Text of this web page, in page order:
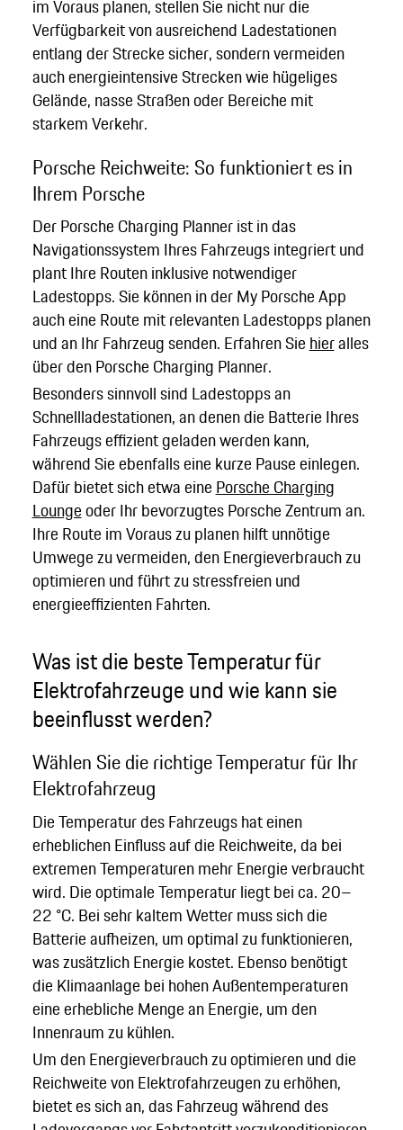
im Voraus planen, stellen Sie nicht nur die
Verfügbarkeit von ausreichend Ladestationen
entlang der Strecke sicher, sondern vermeiden
auch energieintensive Strecken wie hügeliges
Gelände, nasse Straßen oder Bereiche mit
starkem Verkehr.
Porsche Reichweite: So funktioniert es in
Ihrem Porsche
Der Porsche Charging Planner ist in das
Navigationssystem Ihres Fahrzeugs integriert und
plant Ihre Routen inklusive notwendiger
Ladestopps. Sie können in der My Porsche App
auch eine Route mit relevanten Ladestopps planen
und an Ihr Fahrzeug senden. Erfahren Sie hieralles
über den Porsche Charging Planner.
Besonders sinnvoll sind Ladestopps an
Schnellladestationen, an denen die Batterie Ihres
Fahrzeugs effizient geladen werden kann,
während Sie ebenfalls eine kurze Pause einlegen.
Dafür bietet sich etwa eine Porsche Charging
Loungeoder Ihr bevorzugtes Porsche Zentrum an.
Ihre Route im Voraus zu planen hilft unnötige
Umwege zu vermeiden, den Energieverbrauch zu
optimieren und führt zu stressfreien und
energieeffizienten Fahrten.
Was ist die beste Temperatur für
Elektrofahrzeuge und wie kann sie
beeinflusst werden?
Wählen Sie die richtige Temperatur für Ihr
Elektrofahrzeug
Die Temperatur des Fahrzeugs hat einen
erheblichen Einfluss auf die Reichweite, da bei
extremen Temperaturen mehr Energie verbraucht
wird. Die optimale Temperatur liegt bei ca. 20–
22 °C. Bei sehr kaltem Wetter muss sich die
Batterie aufheizen, um optimal zu funktionieren,
was zusätzlich Energie kostet. Ebenso benötigt
die Klimaanlage bei hohen Außentemperaturen
eine erhebliche Menge an Energie, um den
Innenraum zu kühlen.
Um den Energieverbrauch zu optimieren und die
Reichweite von Elektrofahrzeugen zu erhöhen,
bietet es sich an, das Fahrzeug während des